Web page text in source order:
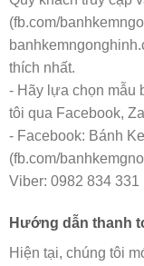
(fb.com/
thích nhất.
- Hãy lựa chọn mẫu
tôi qua Facebook,
- Facebook: Bánh
(fb.com/
Viber: 0982 834 331
Hướng dẫn thanh
Hiện tại, chúng tôi